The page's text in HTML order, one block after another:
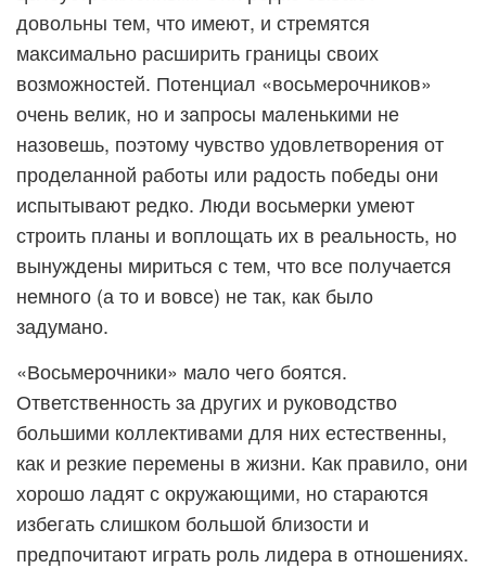
довольны тем, что имеют, и стремятся
максимально расширить границы своих
возможностей. Потенциал «восьмерочников»
очень велик, но и запросы маленькими не
назовешь, поэтому чувство удовлетворения от
проделанной работы или радость победы они
испытывают редко. Люди восьмерки умеют
строить планы и воплощать их в реальность, но
вынуждены мириться с тем, что все получается
немного (а то и вовсе) не так, как было
задумано.
«Восьмерочники» мало чего боятся.
Ответственность за других и руководство
большими коллективами для них естественны,
как и резкие перемены в жизни. Как правило, они
хорошо ладят с окружающими, но стараются
избегать слишком большой близости и
предпочитают играть роль лидера в отношениях.